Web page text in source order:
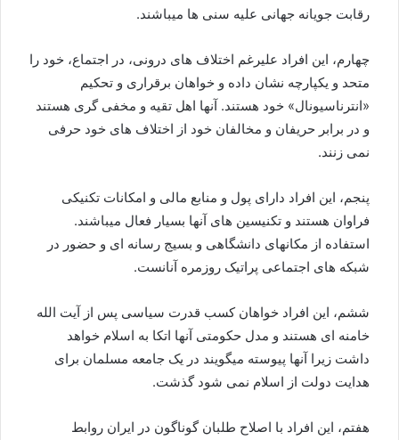
رقابت جویانه جهانی علیه سنی ها میباشند.
چهارم، این افراد علیرغم اختلاف های درونی، در اجتماع، خود را
متحد و یکپارچه نشان داده و خواهان برقراری و تحکیم
«انترناسیونال» خود هستند. آنها اهل تقیه و مخفی گری هستند
و در برابر حریفان و مخالفان خود از اختلاف های خود حرفی
نمی زنند.
پنجم، این افراد دارای پول و منابع مالی و امکانات تکنیکی
فراوان هستند و تکنیسین های آنها بسیار فعال میباشند.
استفاده از مکانهای دانشگاهی و بسیج رسانه ای و حضور در
شبکه های اجتماعی پراتیک روزمره آنانست.
ششم، این افراد خواهان کسب قدرت سیاسی پس از آیت الله
خامنه ای هستند و مدل حکومتی آنها اتکا به اسلام خواهد
داشت زیرا آنها پیوسته میگویند در یک جامعه مسلمان برای
هدایت دولت از اسلام نمی شود گذشت.
هفتم، این افراد با اصلاح طلبان گوناگون در ایران روابط